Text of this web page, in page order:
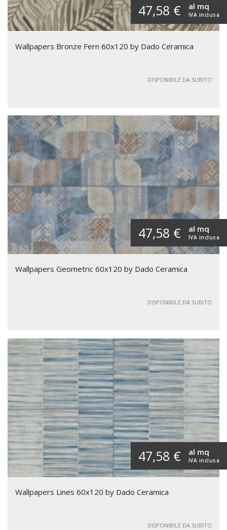
47,58 € IVA inclusa
al mq
Wallpapers Bronze Fern 60x120 by Dado Ceramica
DISPONIBILE DA SUBITO
47,58 € IVA inclusa
al mq
Wallpapers Geometric 60x120 by Dado Ceramica
DISPONIBILE DA SUBITO
47,58 € IVA inclusa
al mq
Wallpapers Lines 60x120 by Dado Ceramica
DISPONIBILE DA SUBITO